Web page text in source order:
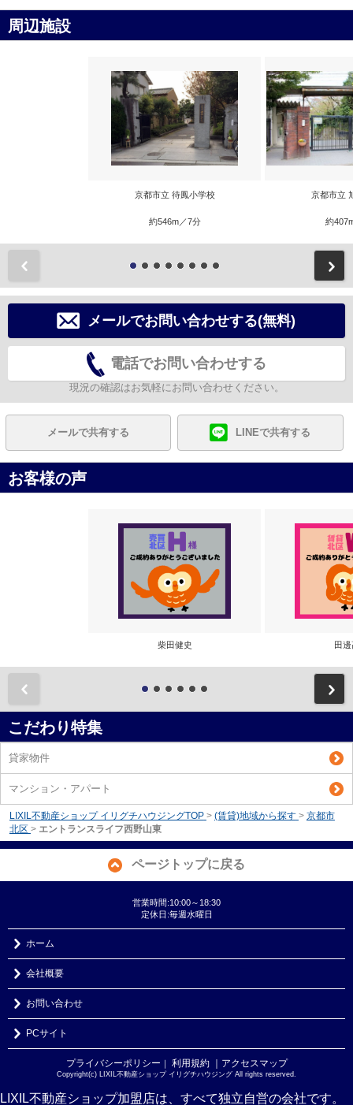
周辺施設
京都市立 待鳳小学校
約546m／7分
京都市立
約
メールでお問い合わせする(無料)
電話でお問い合わせする
現況の確認はお気軽にお問い合わせください。
メールで共有する LINEで共有する
お客様の声
柴田健史 田
こだわり特集
貸家物件
マンション・アパート
LIXIL不動産ショップ イリグチハウジングTOP > (賃貸)地域から探す > 京都市
北区 > エントランスライフ西野山東
ページトップに戻る
営業時間:10:00～18:30
定休日:毎週水曜日
ホーム
会社概要
お問い合わせ
PCサイト
プライバシーポリシー 利用規約 ｜アクセスマップ
Copyright(c) LIXIL不動産ショップ イリグチハウジング All rights reserved.
LIXIL不動産ショップ加盟店は、すべて独立自営の会社です。